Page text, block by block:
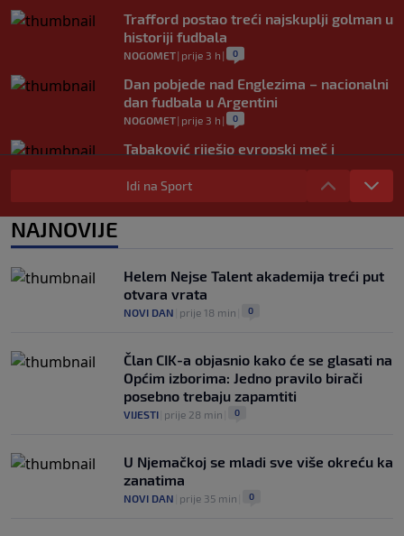
Trafford postao treći najskuplji golman u
historiji fudbala
NOGOMET| prije 3 h | 0
Dan pobjede nad Englezima – nacionalni
dan fudbala u Argentini
NOGOMET| prije 3 h | 0
Tabaković riješio evropski meč i
Salzburgu donio pobjedu (VIDEO)
NOGOMET|6. aug.
Allah, Allah, Allah, Allah… Mohamed
Idi na Sport
NAJNOVIJE
Helem Nejse Talent akademija treći put
otvara vrata
NOVI DAN prije 18 min 0
Član CIK-a objasnio kako će se glasati na
Općim izborima: Jedno pravilo birači
posebno trebaju zapamtiti
VIJESTI prije 28 min 0
U Njemačkoj se mladi sve više okreću ka
zanatima
NOVI DAN prije 35 min 0